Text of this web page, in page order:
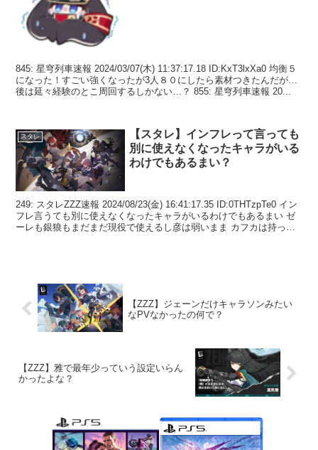
845: 星穹列車速報 2024/03/07(木) 11:37:17.18 ID:KxT3lxXa0 均衡５
になった！すごい強くなったが3人８０にしたら素材つきたんだが…
後は延々経験のとこ周回するしかない…？ 855: 星穹列車速報 20...
スタレ
【スタレ】インフレって言っても
別に使えなくなったキャラがいる
わけでもあるまい？
249: スタレZZZ速報 2024/08/23(金) 16:41:17.35 ID:0THTzpTe0 イン
フレ言うても別に使えなくなったキャラがいるわけでもあるまい ゼ
ーレも銀狼もまだまだ現役で使えるし彦は弱いまま カフカは持って
【ZZZ】ジェーンだけキャラソンみたい
なPVなかったの何で？
【ZZZ】雅で最年少っていう設定いらん
かったよな？